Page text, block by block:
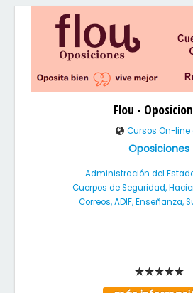
Flou -
Cursos On-line
Oposiciones
Administración del
Cuerpos de Seguridad,
Correos, ADIF, Enseñanza,